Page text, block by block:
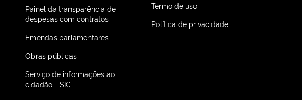
Painel da transparência de
despesas com contratos
Emendas parlamentares
Obras públicas
Serviço de informações ao
cidadão - SIC
Termo de uso
Política de privacidade